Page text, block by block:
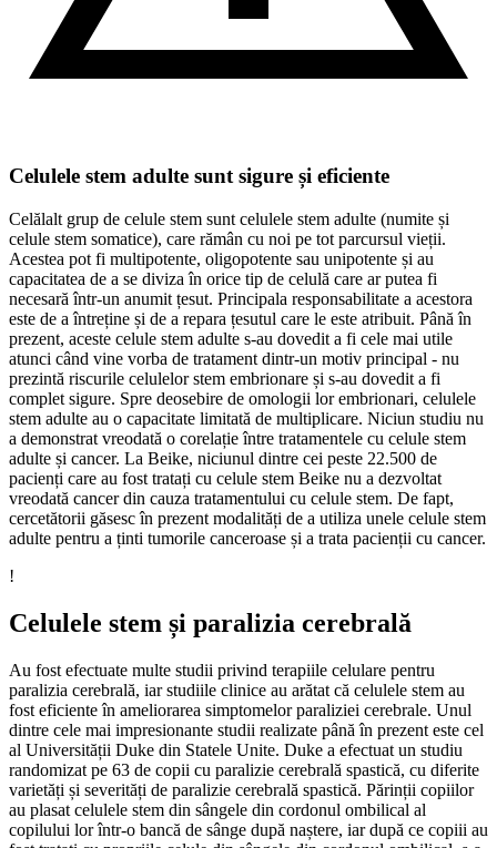
Celulele stem adulte sunt sigure și eficiente
Celălalt grup de celule stem sunt celulele stem adulte (numite și
celule stem somatice), care rămân cu noi pe tot parcursul vieții.
Acestea pot fi multipotente, oligopotente sau unipotente și au
capacitatea de a se diviza în orice tip de celulă care ar putea fi
necesară într-un anumit țesut. Principala responsabilitate a acestora
este de a întreține și de a repara țesutul care le este atribuit. Până în
prezent, aceste celule stem adulte s-au dovedit a fi cele mai utile
atunci când vine vorba de tratament dintr-un motiv principal - nu
prezintă riscurile celulelor stem embrionare și s-au dovedit a fi
complet sigure. Spre deosebire de omologii lor embrionari, celulele
stem adulte au o capacitate limitată de multiplicare. Niciun studiu nu
a demonstrat vreodată o corelație între tratamentele cu celule stem
adulte și cancer. La Beike, niciunul dintre cei peste 22.500 de
pacienți care au fost tratați cu celule stem Beike nu a dezvoltat
vreodată cancer din cauza tratamentului cu celule stem. De fapt,
cercetătorii găsesc în prezent modalități de a utiliza unele celule stem
adulte pentru a ținti tumorile canceroase și a trata pacienții cu cancer.
!
Celulele stem și paralizia cerebrală
Au fost efectuate multe studii privind terapiile celulare pentru
paralizia cerebrală, iar studiile clinice au arătat că celulele stem au
fost eficiente în ameliorarea simptomelor paraliziei cerebrale. Unul
dintre cele mai impresionante studii realizate până în prezent este cel
al Universității Duke din Statele Unite. Duke a efectuat un studiu
randomizat pe 63 de copii cu paralizie cerebrală spastică, cu diferite
varietăți și severități de paralizie cerebrală spastică. Părinții copiilor
au plasat celulele stem din sângele din cordonul ombilical al
copilului lor într-o bancă de sânge după naștere, iar după ce copiii au